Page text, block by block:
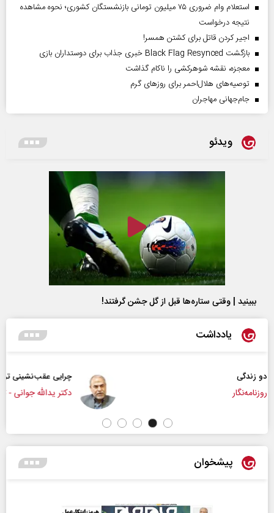
استعلام وام ضروری ۷۵ میلیون تومانی بازنشستگان کشوری؛ نحوه مشاهده
نتیجه درخواست
اجیر کردن قاتل برای کشتن همسر!
بازگشت Black Flag Resynced خبری جذاب برای دوستداران بازی
معجزه، نقشه شوهرکشی را ناکام گذاشت
توصیه‌های هلال‌احمر برای روز‌های گرم
جام‌جهانی مهاجران
ویدئو
ببینید | وقتی ستاره‌ها قبل از گل جشن گرفتند!
یادداشت
چرایی عقب‌نشینی ترامپ؟
دکتر یدالله جوانی - تحلیلگر مسائل سیاسی
پیشخوان